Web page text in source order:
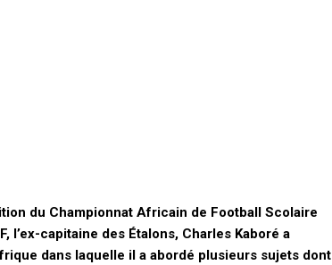
du Championnat Africain de Football Scolaire
l’ex-capitaine des Étalons, Charles Kaboré a
dans laquelle il a abordé plusieurs sujets dont